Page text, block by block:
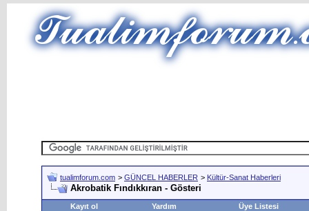
tualimforum.com > GÜNCEL HABERLER > Kültür-Sanat Haberleri
Akrobatik Fındıkkıran - Gösteri
Kayıt ol Yardım Üye Listesi